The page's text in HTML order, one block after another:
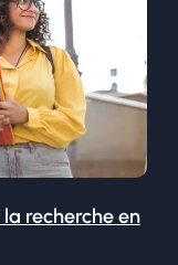
recherche en